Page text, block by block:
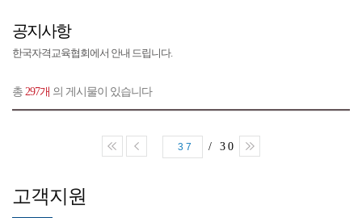
공지사항
한국자격교육협회에서 안내 드립니다.
총 297개 의 게시물이 있습니다
37 / 30
고객지원